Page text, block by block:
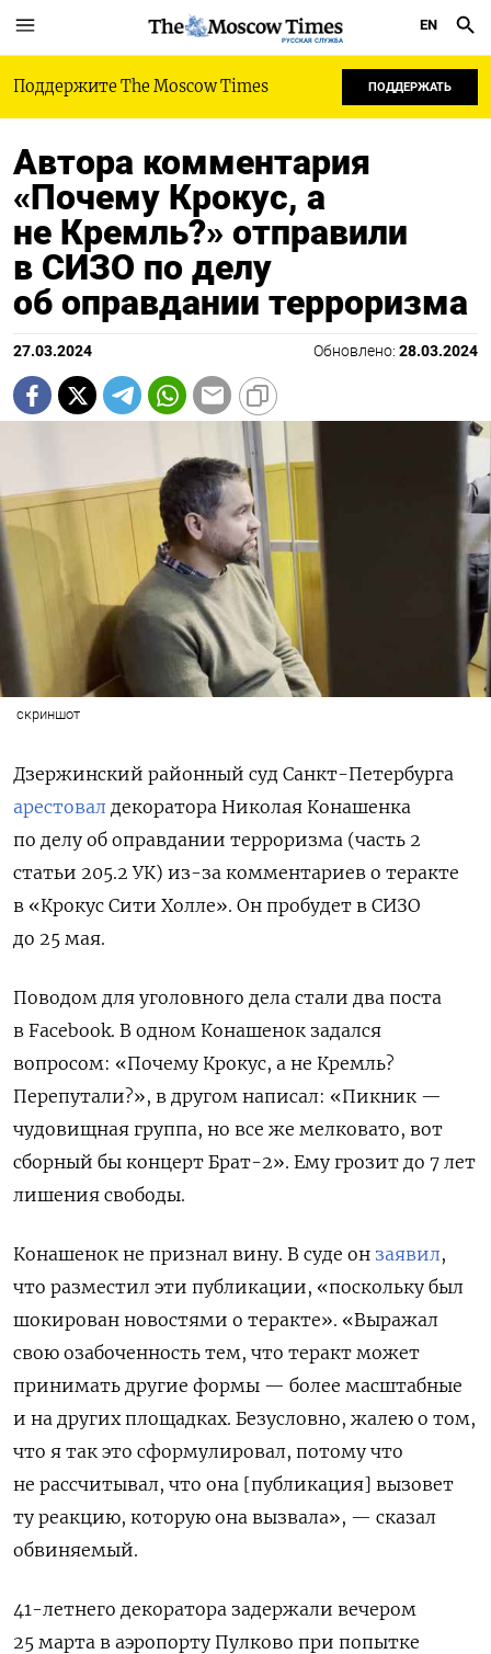
РУССКАЯ СЛУЖБА
EN
Поддержите The Moscow Times ПОДДЕРЖАТЬ
Автора комментария
«Почему Крокус, а
не Кремль?» отправили
в СИЗО по делу
об оправдании терроризма
27.03.2024 Обновлено: 28.03.2024
скриншот
Дзержинский районный суд Санкт-Петербурга
арестовал декоратора Николая Конашенка
по делу об оправдании терроризма (часть 2
статьи 205.2 УК) из-за комментариев о теракте
в «Крокус Сити Холле». Он пробудет в СИЗО
до 25 мая.
Поводом для уголовного дела стали два поста
в Facebook. В одном Конашенок задался
вопросом: «Почему Крокус, а не Кремль?
Перепутали?», в другом написал: «Пикник —
чудовищная группа, но все же мелковато, вот
сборный бы концерт Брат-2». Ему грозит до 7 лет
лишения свободы.
Конашенок не признал вину. В суде он заявил,
что разместил эти публикации, «поскольку был
шокирован новостями о теракте». «Выражал
свою озабоченность тем, что теракт может
принимать другие формы — более масштабные
и на других площадках. Безусловно, жалею о том,
что я так это сформулировал, потому что
не рассчитывал, что она [публикация] вызовет
ту реакцию, которую она вызвала», — сказал
обвиняемый.
41-летнего декоратора задержали вечером
25 марта в аэропорту Пулково при попытке